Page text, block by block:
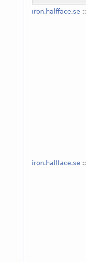
iron.halfface.se::
iron.halfface.se::